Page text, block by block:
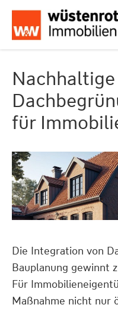
Nachhaltige
für
Die Integration von
Bauplanung gewinnt
Für
Maßnahme nicht nur